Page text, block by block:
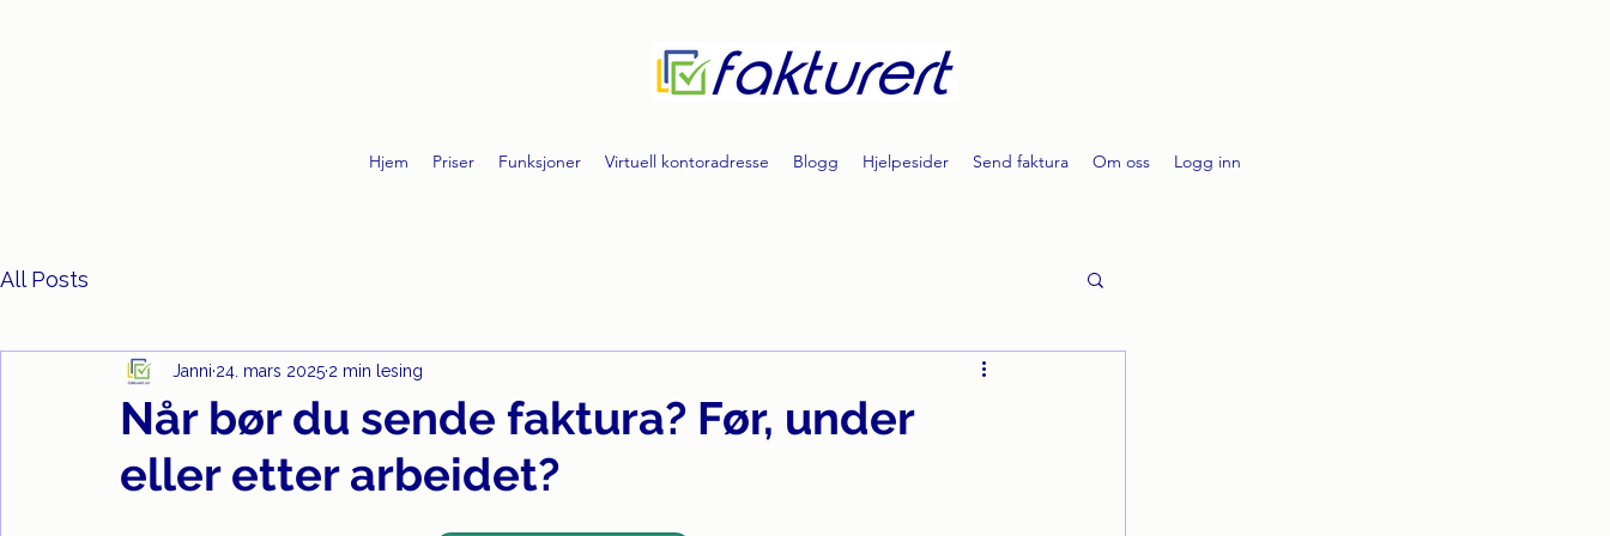
Hjem Priser Funksjoner Virtuell kontoradresse Blogg Hjelpesider Send faktura Om oss Logg inn
All Posts
Når bør du sende faktura? Før, under
eller etter arbeidet?
Janni 24. mars 2025 2 min lesing